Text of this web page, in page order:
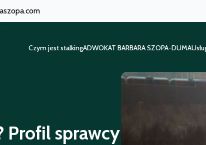
Czym jest stalkingADWOKAT BARBARA SZOPA-DUMA
Profil sprawcy